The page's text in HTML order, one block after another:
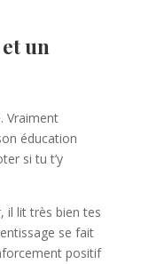
un
Vraiment
éducation
si tu t’y
il lit très bien tes
se fait
positif